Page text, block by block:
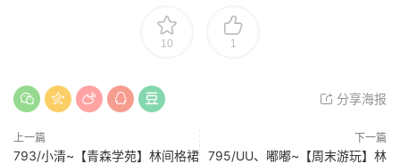
10 1
分享海报
上一篇
793/小清~【青森学苑】林间格裙
下一篇
795/UU、嘟嘟~【周末游玩】林